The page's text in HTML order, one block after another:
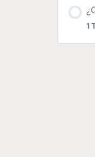
1